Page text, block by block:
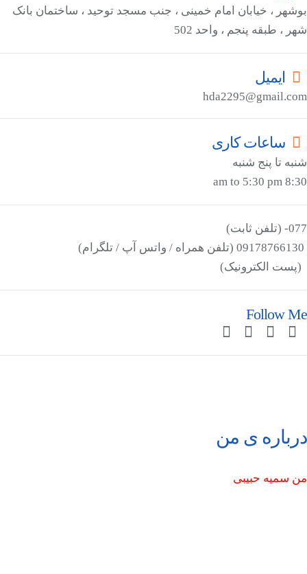
بوشهر ، خیابان امام خمینی ، جنب مسجد توحید ، ساختمان بانک
شهر ، طبقه پنجم ، واحد 502
ایمیل
hda2295@gmail.com
ساعات کاری
شنبه تا پنج شنبه
8:30 am to 5:30 pm
077- (تلفن ثابت)
(پست الکترونیک)
Follow Me
درباره ی من
من سمیه حبیبی